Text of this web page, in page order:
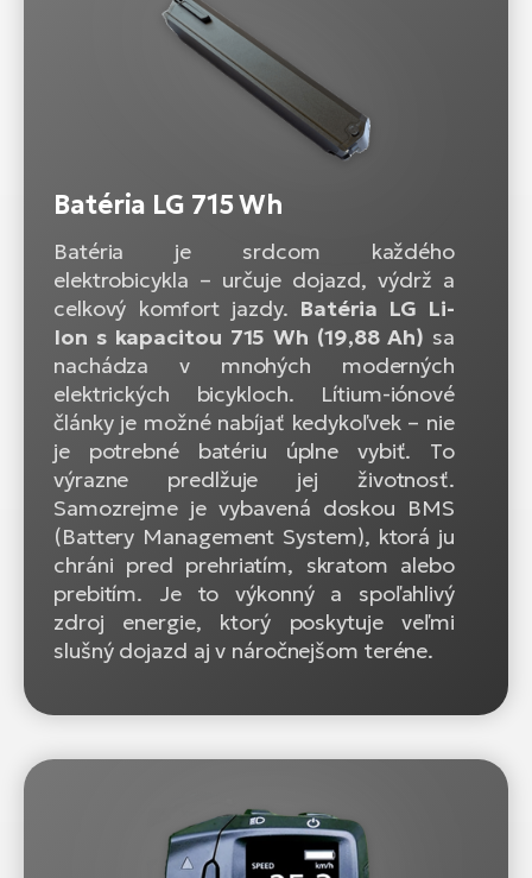
Batéria LG 715 Wh
Batéria je srdcom každého
elektrobicykla – určuje dojazd, výdrž a
celkový komfort jazdy. Batéria LG Li-
Ion s kapacitou 715 Wh (19,88 Ah) sa
nachádza v mnohých moderných
elektrických bicykloch. Lítium-iónové
články je možné nabíjať kedykoľvek – nie
je potrebné batériu úplne vybiť. To
výrazne predlžuje jej životnosť.
Samozrejme je vybavená doskou BMS
(Battery Management System), ktorá ju
chráni pred prehriatím, skratom alebo
prebitím. Je to výkonný a spoľahlivý
zdroj energie, ktorý poskytuje veľmi
slušný dojazd aj v náročnejšom teréne.